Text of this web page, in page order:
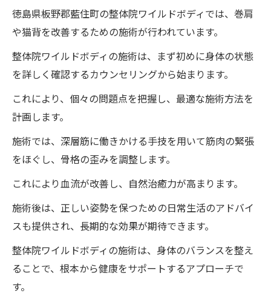
徳島県板野郡藍住町の整体院ワイルドボディでは、巻肩
や猫背を改善するための施術が行われています。
整体院ワイルドボディの施術は、まず初めに身体の状態
を詳しく確認するカウンセリングから始まります。
これにより、個々の問題点を把握し、最適な施術方法を
計画します。
施術では、深層筋に働きかける手技を用いて筋肉の緊張
をほぐし、骨格の歪みを調整します。
これにより血流が改善し、自然治癒力が高まります。
施術後は、正しい姿勢を保つための日常生活のアドバイ
スも提供され、長期的な効果が期待できます。
整体院ワイルドボディの施術は、身体のバランスを整え
ることで、根本から健康をサポートするアプローチで
す。